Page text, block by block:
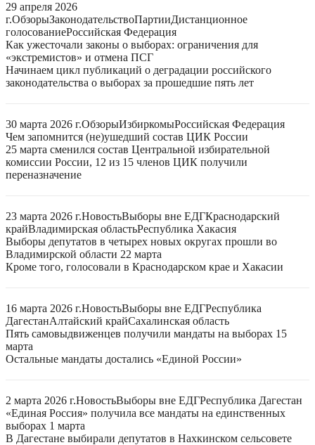
29 апреля 2026
г.ОбзорыЗаконодательствоПартииДистанционное
голосованиеРоссийская Федерация
Как ужесточали законы о выборах: ограничения для
«экстремистов» и отмена ПСГ
Начинаем цикл публикаций о деградации российского
законодательства о выборах за прошедшие пять лет
30 марта 2026 г.ОбзорыИзбиркомыРоссийская Федерация
Чем запомнится (не)ушедший состав ЦИК России
25 марта сменился состав Центральной избирательной
комиссии России, 12 из 15 членов ЦИК получили
переназначение
23 марта 2026 г.НовостьВыборы вне ЕДГКраснодарский
крайВладимирская областьРеспублика Хакасия
Выборы депутатов в четырех новых округах прошли во
Владимирской области 22 марта
Кроме того, голосовали в Краснодарском крае и Хакасии
16 марта 2026 г.НовостьВыборы вне ЕДГРеспублика
ДагестанАлтайский крайСахалинская область
Пять самовыдвиженцев получили мандаты на выборах 15
марта
Остальные мандаты достались «Единой России»
2 марта 2026 г.НовостьВыборы вне ЕДГРеспублика Дагестан
«Единая Россия» получила все мандаты на единственных
выборах 1 марта
В Дагестане выбирали депутатов в Нахкинском сельсовете